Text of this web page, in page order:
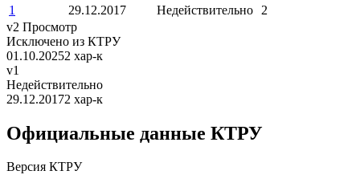
1
29.12.2017 Недействительно
2
v2 Просмотр
Исключено из КТРУ
01.10.20252 хар-к
v1
Недействительно
29.12.20172 хар-к
Официальные данные КТРУ
Версия КТРУ